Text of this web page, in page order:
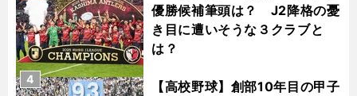
優勝候補筆頭は？ J2降格の憂
き目に遭いそうな３クラブと
は？
【高校野球】創部10年目の甲子
4